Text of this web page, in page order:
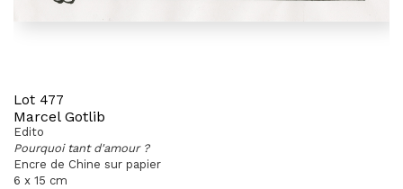
Lot 477
Marcel Gotlib
Edito
Pourquoi tant d'amour ?
Encre de Chine sur papier
6 x 15 cm